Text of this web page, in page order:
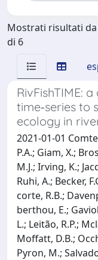
Mostrati risultati da
di 6
RivFishTIME:
time‐series to
ecology in
2021-01-01
P.A.; Giam, X.;
M.J.; Irving, K.;
Ruhi, A.; Becker,
corte, R.B.;
berthou, E.;
L.; Leitão, R.P.;
Moffatt, D.B.;
Pyron, M.;